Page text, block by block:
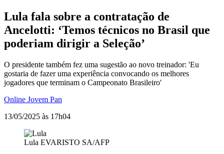
Lula fala sobre a contratação de
Ancelotti: ‘Temos técnicos no Brasil que
poderiam dirigir a Seleção’
O presidente também fez uma sugestão ao novo treinador: 'Eu
gostaria de fazer uma experiência convocando os melhores
jogadores que terminam o Campeonato Brasileiro'
Online Jovem Pan
13/05/2025 às 17h04
Lula EVARISTO SA/AFP